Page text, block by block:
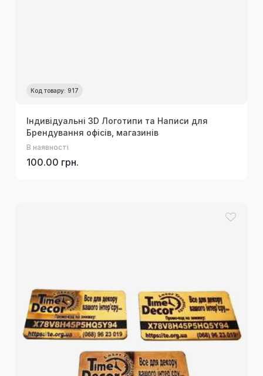
Код товару: 917
Індивідуальні 3D Логотипи та Написи для
Брендування офісів, магазинів
В наявності
100.00 грн.